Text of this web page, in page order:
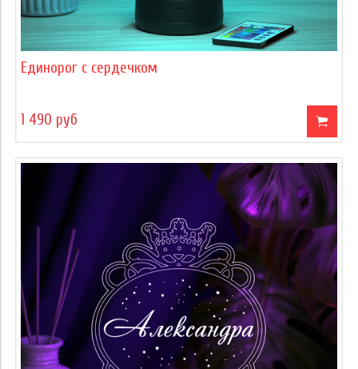
Единорог с сердечком
1 490 руб